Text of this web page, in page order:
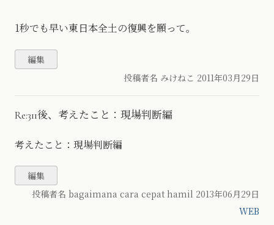
1秒でも早い東日本全土の復興を願って。
投稿者名 みけねこ 2011年03月29日
Re:311後、考えたこと：現場判断編
考えたこと：現場判断編
投稿者名 bagaimana cara cepat hamil 2013年06月29日
WEB